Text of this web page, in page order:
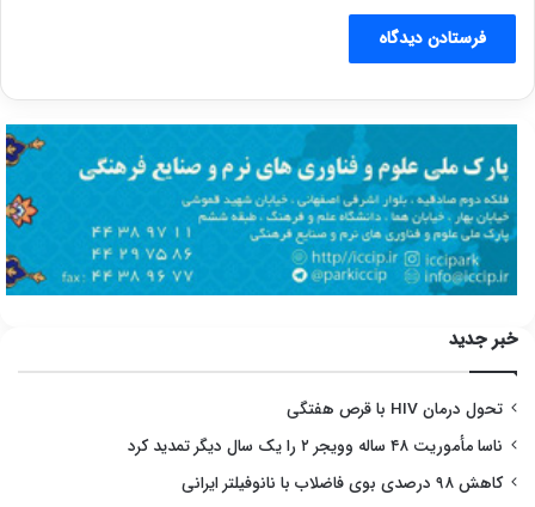
خبر جدید
تحول درمان HIV با قرص هفتگی
ناسا مأموریت ۴۸ ساله وویجر ۲ را یک سال دیگر تمدید کرد
کاهش ۹۸ درصدی بوی فاضلاب با نانوفیلتر ایرانی